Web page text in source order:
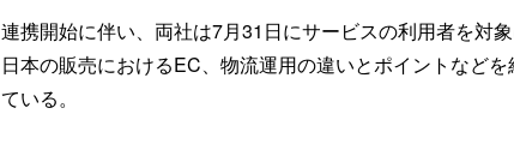
連携開始に伴い、両社は7月31日にサービスの利用者を対
日本の販売におけるEC、物流運用の違いとポイントなど
ている。